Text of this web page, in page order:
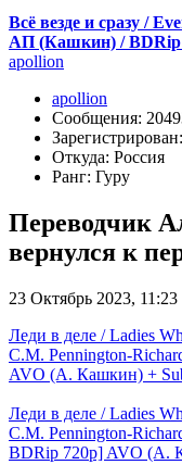
Всё везде и сразу /
АП (Кашкин) / BDRip
apollion
apollion
Сообщения:
Откуда: Россия
Ранг: Гуру
Переводчик
вернулся к
23 Октябрь 2023, 11:23
Леди в деле / Ladies
C.M. Pennington-
AVO (А. Кашкин) +
Леди в деле / Ladies
C.M. Pennington-
BDRip 720p] AVO (А.